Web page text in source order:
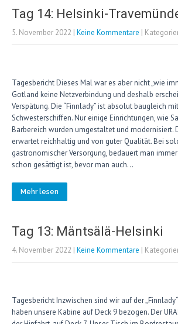
Tag 14: Helsinki-
5. November 2022 | Keine Kommentare |
Tagesbericht Dieses Mal war es aber nicht „wie
Gotland keine Netzverbindung und deshalb
Verspätung. Die “Finnlady” ist absolut baugleich
Schwesterschiffen. Nur einige Einrichtungen, wie
Barbereich wurden umgestaltet und modernisiert.
erwartet reichhaltig und von guter Qualität. Bei
gastronomischer Versorgung, bedauert man
schon gesättigt ist, bevor man auch…
Mehr lesen
Tag 13: Mäntsälä-Helsinki
4. November 2022 | Keine Kommentare |
Tagesbericht Inzwischen sind wir auf der
haben unsere Kabine auf Deck 9 bezogen. Der